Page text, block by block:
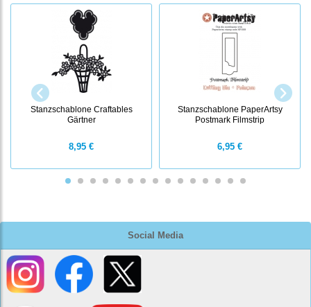
Social Media
Stanzschablone Craftables
Gärtner
8,95 €
Stanzschablone PaperArtsy
Postmark Filmstrip
6,95 €